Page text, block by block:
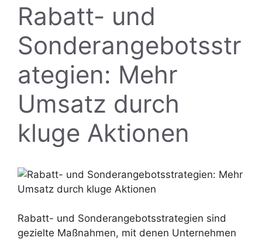
Rabatt- und
Sonderangebotsstr
ategien: Mehr
Umsatz durch
kluge Aktionen
Rabatt- und Sonderangebotsstrategien sind
gezielte Maßnahmen, mit denen Unternehmen